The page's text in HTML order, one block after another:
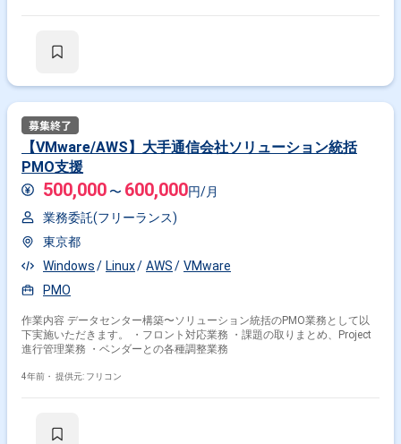
【VMware/AWS】大手通信会社ソリューション統括
PMO支援
500,000 〜 600,000円/月
業務委託(フリーランス)
東京都
Windows
Linux AWS
VMware
PMO
作業内容 データセンター構築〜ソリューション統括のPMO業務として以
下実施いただきます。 ・フロント対応業務 ・課題の取りまとめ、Project
進行管理業務 ・ベンダーとの各種調整業務
4年前・ 提供元: フリコン